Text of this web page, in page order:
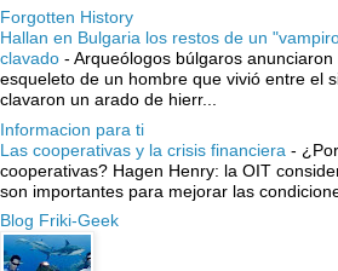
Forgotten History
Hallan en Bulgaria los restos de un
clavado - Arqueólogos búlgaros
esqueleto de un hombre que vivió entre el
clavaron un arado de hierr...
Informacion para ti
Las cooperativas y la crisis financiera -
cooperativas? Hagen Henry: la OIT
son importantes para mejorar las
Blog Friki-Geek